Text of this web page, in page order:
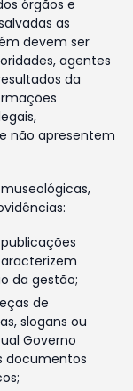
órgãos e
as
devem ser
agentes
da
não apresentem
da gestão;
de
slogans ou
Governo
documentos